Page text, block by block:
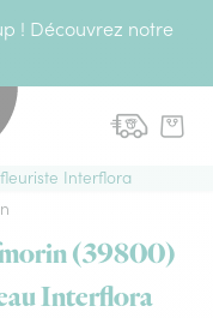
! Découvrez notre
Interflora
(39800)
Interflora